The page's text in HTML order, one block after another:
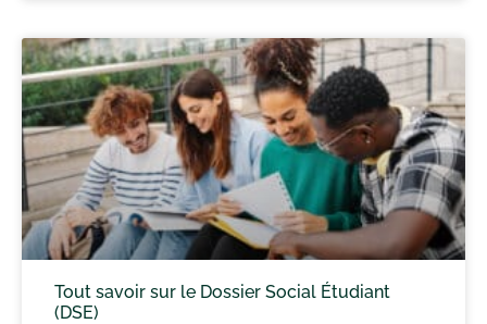
Tout savoir sur le Dossier Social Étudiant
(DSE)